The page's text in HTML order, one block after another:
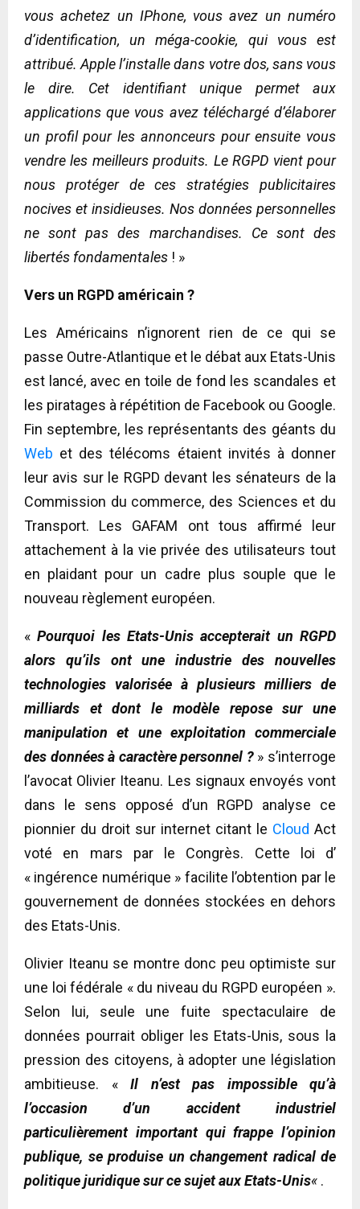
vous achetez un IPhone, vous avez un numéro
d’identification, un méga-cookie, qui vous est
attribué. Apple l’installe dans votre dos, sans vous
le dire. Cet identifiant unique permet aux
applications que vous avez téléchargé d’élaborer
un profil pour les annonceurs pour ensuite vous
vendre les meilleurs produits. Le RGPD vient pour
nous protéger de ces stratégies publicitaires
nocives et insidieuses. Nos données personnelles
ne sont pas des marchandises. Ce sont des
libertés fondamentales ! »
Vers un RGPD américain ?
Les Américains n’ignorent rien de ce qui se
passe Outre-Atlantique et le débat aux Etats-Unis
est lancé, avec en toile de fond les scandales et
les piratages à répétition de Facebook ou Google.
Fin septembre, les représentants des géants du
Web et des télécoms étaient invités à donner
leur avis sur le RGPD devant les sénateurs de la
Commission du commerce, des Sciences et du
Transport. Les GAFAM ont tous affirmé leur
attachement à la vie privée des utilisateurs tout
en plaidant pour un cadre plus souple que le
nouveau règlement européen.
«Pourquoi les Etats-Unis accepterait un RGPD
alors qu’ils ont une industrie des nouvelles
technologies valorisée à plusieurs milliers de
milliards et dont le modèle repose sur une
manipulation et une exploitation commerciale
des données à caractère personnel ?» s’interroge
l’avocat Olivier Iteanu. Les signaux envoyés vont
dans le sens opposé d’un RGPD analyse ce
pionnier du droit sur internet citant le Cloud Act
voté en mars par le Congrès. Cette loi d’
« ingérence numérique » facilite l’obtention par le
gouvernement de données stockées en dehors
des Etats-Unis.
Olivier Iteanu se montre donc peu optimiste sur
une loi fédérale « du niveau du RGPD européen ».
Selon lui, seule une fuite spectaculaire de
données pourrait obliger les Etats-Unis, sous la
pression des citoyens, à adopter une législation
ambitieuse. « Il n’est pas impossible qu’à
l’occasion d’un accident industriel
particulièrement important qui frappe l’opinion
publique, se produise un changement radical de
politique juridique sur ce sujet aux Etats-Unis« .